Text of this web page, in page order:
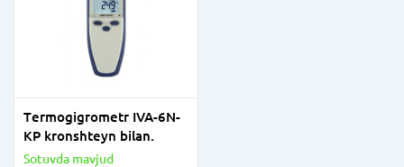
Tеrmogigrometr IVA-6N-
KP kronshteyn bilan.
Sotuvda mavjud